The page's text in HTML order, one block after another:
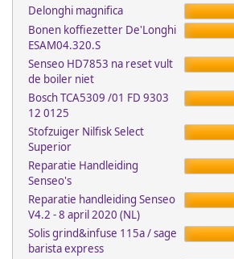
Delonghi magnifica
Bonen koffiezetter De'Longhi
ESAM04.320.S
Senseo HD7853 na reset vult
de boiler niet
Bosch TCA5309 /01 FD 9303
12 0125
Stofzuiger Nilfisk Select
Superior
Reparatie Handleiding
Senseo's
Reparatie handleiding Senseo
V4.2 - 8 april 2020 (NL)
Solis grind&infuse 115a / sage
barista express